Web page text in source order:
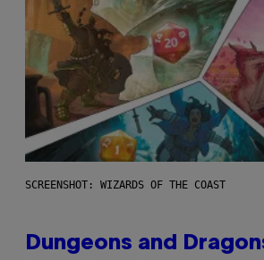
SCREENSHOT: WIZARDS OF THE COAST
Dungeons and